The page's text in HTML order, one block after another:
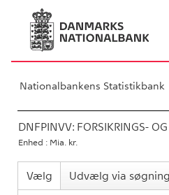
Nationalbankens Statistikbank
DNFPINVV: FORSIKRINGS-
Enhed : Mia. kr.
Vælg Udvælg via søgning